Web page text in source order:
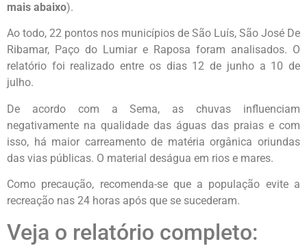
mais abaixo).
Ao todo, 22 pontos nos municípios de São Luís, São José De
Ribamar, Paço do Lumiar e Raposa foram analisados. O
relatório foi realizado entre os dias 12 de junho a 10 de
julho.
De acordo com a Sema, as chuvas influenciam
negativamente na qualidade das águas das praias e com
isso, há maior carreamento de matéria orgânica oriundas
das vias públicas. O material deságua em rios e mares.
Como precaução, recomenda-se que a população evite a
recreação nas 24 horas após que se sucederam.
Veja o relatório completo: